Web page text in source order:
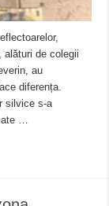
alături de colegii
au
diferența.
silvice s-a
…